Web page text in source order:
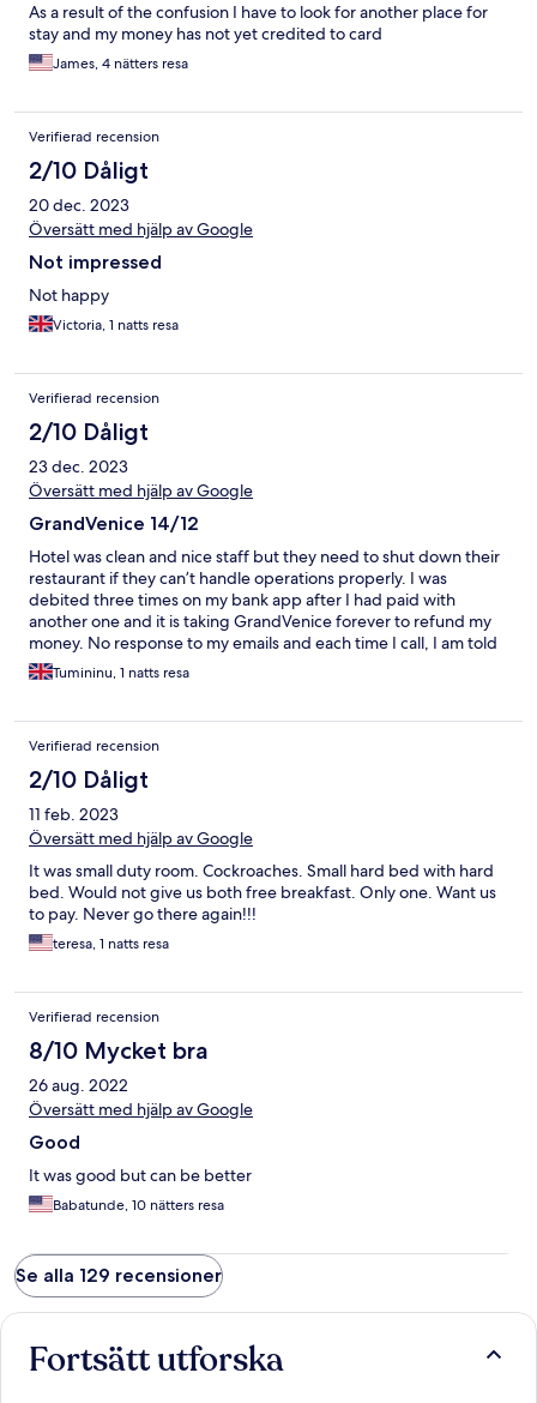
As a result of the confusion I have to look for another place for
stay and my money has not yet credited to card
James, 4 nätters resa
Verifierad recension
2/10 Dåligt
20 dec. 2023
Översätt med hjälp av Google
Not impressed
Not happy
Victoria, 1 natts resa
Verifierad recension
2/10 Dåligt
23 dec. 2023
Översätt med hjälp av Google
GrandVenice 14/12
Hotel was clean and nice staff but they need to shut down their
restaurant if they can’t handle operations properly. I was
debited three times on my bank app after I had paid with
another one and it is taking GrandVenice forever to refund my
money. No response to my emails and each time I call, I am told
to call back. I’m very displeased with this service and I won’t be
staying there when next I’m in Nigeria. Every other thing was
reception who wears glasses. The rest need more training on
hospitality and customer service. Still waiting for my money btw.
Tumininu, 1 natts resa
Verifierad recension
2/10 Dåligt
11 feb. 2023
Översätt med hjälp av Google
It was small duty room. Cockroaches. Small hard bed with hard
bed. Would not give us both free breakfast. Only one. Want us
to pay. Never go there again!!!
teresa, 1 natts resa
Verifierad recension
8/10 Mycket bra
26 aug. 2022
Översätt med hjälp av Google
Good
It was good but can be better
Babatunde, 10 nätters resa
Se alla 129 recensioner
Fortsätt utforska